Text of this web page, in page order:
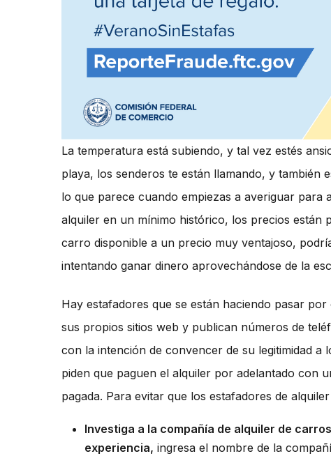
La temperatura está subiendo, y tal vez estés
playa, los senderos te están llamando, y también
lo que parece cuando empiezas a averiguar para
alquiler en un mínimo histórico, los precios están
carro disponible a un precio muy ventajoso,
intentando ganar dinero aprovechándose de la
Hay estafadores que se están haciendo pasar
sus propios sitios web y publican números de
con la intención de convencer de su legitimidad a
piden que paguen el alquiler por adelantado con
pagada. Para evitar que los estafadores de
Investiga a la compañía de alquiler de
experiencia, ingresa el nombre de la